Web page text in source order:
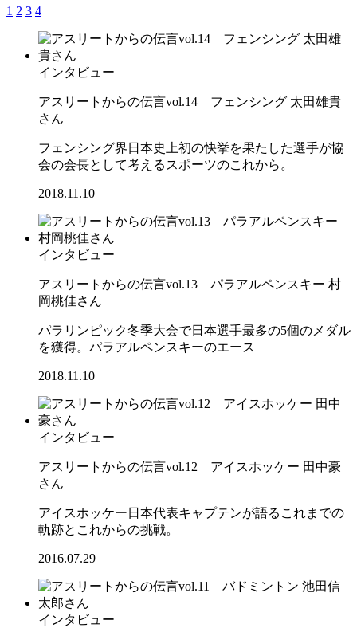
1 2 3 4
インタビュー
アスリートからの伝言vol.14 フェンシング 太田雄貴
さん
フェンシング界日本史上初の快挙を果たした選手が協
会の会長として考えるスポーツのこれから。
2018.11.10
インタビュー
アスリートからの伝言vol.13 パラアルペンスキー 村
岡桃佳さん
パラリンピック冬季大会で日本選手最多の5個のメダル
を獲得。パラアルペンスキーのエース
2018.11.10
インタビュー
アスリートからの伝言vol.12 アイスホッケー 田中豪
さん
アイスホッケー日本代表キャプテンが語るこれまでの
軌跡とこれからの挑戦。
2016.07.29
インタビュー